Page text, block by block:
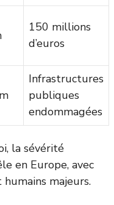
150 millions
d’euros
Infrastructures
publiques
endommagées
la sévérité
en Europe, avec
majeurs.